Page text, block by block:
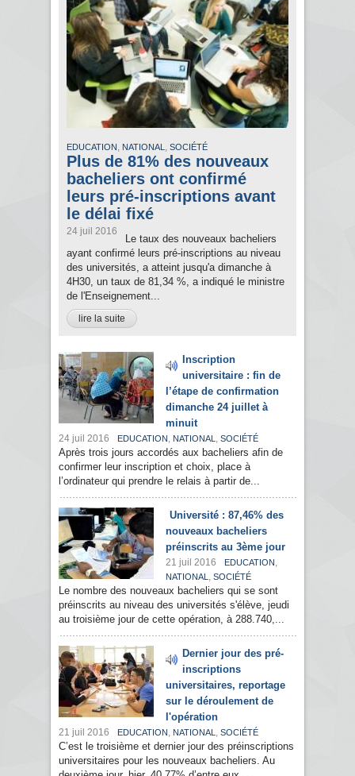
EDUCATION , NATIONAL , SOCIÉTÉ
Plus de 81% des nouveaux
bacheliers ont confirmé
leurs pré-inscriptions avant
le délai fixé
24 juil 2016
Le taux des nouveaux bacheliers
ayant confirmé leurs pré-inscriptions au niveau
des universités, a atteint jusqu'a dimanche à
4H30, un taux de 81,34 %, a indiqué le ministre
de l'Enseignement...
lire la suite
Inscription
universitaire : fin de
l’étape de confirmation
dimanche 24 juillet à
minuit
24 juil 2016 EDUCATION , NATIONAL , SOCIÉTÉ
Après trois jours accordés aux bacheliers afin de
confirmer leur inscription et choix, place à
l’ordinateur qui prendre le relais à partir de...
Université : 87,46% des
nouveaux bacheliers
préinscrits au 3ème jour
21 juil 2016 EDUCATION ,
NATIONAL , SOCIÉTÉ
Le nombre des nouveaux bacheliers qui se sont
préinscrits au niveau des universités s'élève, jeudi
au troisième jour de cette opération, à 288.740,...
Dernier jour des pré-
inscriptions
universitaires, reportage
sur le déroulement de
l'opération
21 juil 2016 EDUCATION , NATIONAL , SOCIÉTÉ
C’est le troisième et dernier jour des préinscriptions
universitaires pour les nouveaux bacheliers. Au